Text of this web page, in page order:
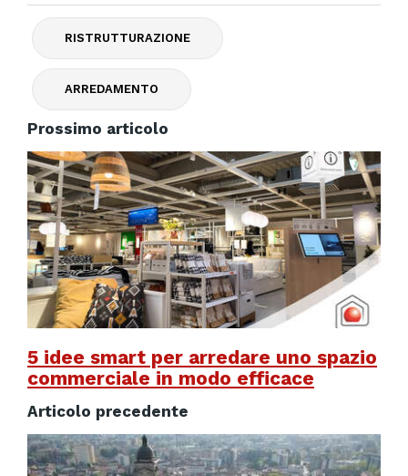
RISTRUTTURAZIONE
ARREDAMENTO
Prossimo articolo
5 idee smart per arredare uno spazio
commerciale in modo efficace
Articolo precedente